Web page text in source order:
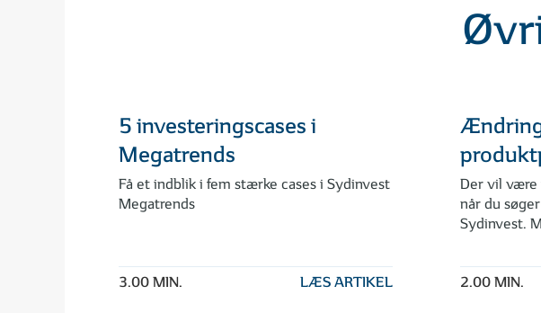
5 investeringscases i
Megatrends
Få et indblik i fem stærke cases i Sydinvest
Megatrends
3.00 MIN. LÆS ARTIKEL
Der vil være
når du
Sydinvest.
2.00 MIN.